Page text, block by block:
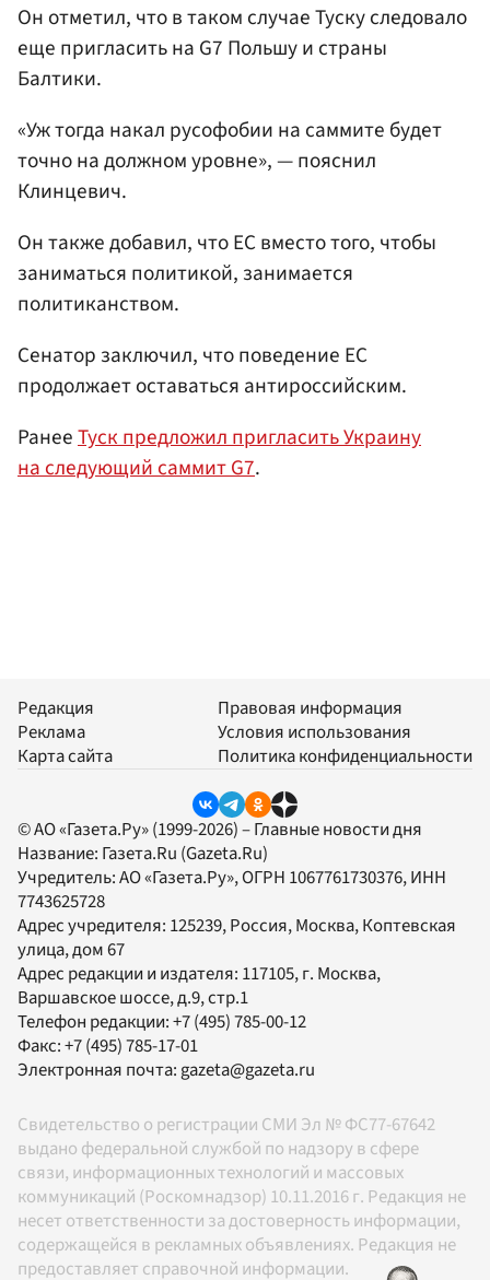
Он отметил, что в таком случае Туску следовало
еще пригласить на G7 Польшу и страны
Балтики.
«Уж тогда накал русофобии на саммите будет
точно на должном уровне», — пояснил
Клинцевич.
Он также добавил, что ЕС вместо того, чтобы
заниматься политикой, занимается
политиканством.
Сенатор заключил, что поведение ЕС
продолжает оставаться антироссийским.
РанееТуск предложил пригласить Украину
на следующий саммит G7.
Редакция
Реклама
Карта сайта
Правовая информация
Условия использования
Политика конфиденциальности
© АО «Газета.Ру» (1999-2026) – Главные новости дня
Название: Газета.Ru (Gazeta.Ru)
Учредитель:АО «Газета.Ру», ОГРН 1067761730376, ИНН
7743625728
Адрес учредителя: 125239, Россия, Москва, Коптевская
улица, дом 67
Адрес редакции и издателя: 117105, г. Москва,
Варшавское шоссе, д.9, стр.1
Телефон редакции:+7 (495) 785-00-12
Факс:+7 (495) 785-17-01
Электронная почта: gazeta@gazeta.ru
Свидетельство о регистрации СМИ Эл № ФС77-67642
выдано федеральной службой по надзору в сфере
связи, информационных технологий и массовых
коммуникаций (Роскомнадзор) 10.11.2016 г. Редакция не
несет ответственности за достоверность информации,
содержащейся в рекламных объявлениях. Редакция не
предоставляет справочной информации.